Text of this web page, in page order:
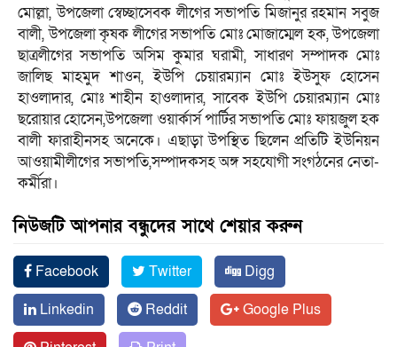
মোল্লা, উপজেলা স্বেচ্ছাসেবক লীগের সভাপতি মিজানুর রহমান সবুজ
বালী, উপজেলা কৃষক লীগের সভাপতি মোঃ মোজাম্মেল হক, উপজেলা
ছাত্রলীগের সভাপতি অসিম কুমার ঘরামী, সাধারণ সম্পাদক মোঃ
জালিছ মাহমুদ শাওন, ইউপি চেয়ারম্যান মোঃ ইউসুফ হোসেন
হাওলাদার, মোঃ শাহীন হাওলাদার, সাবেক ইউপি চেয়ারম্যান মোঃ
ছরোয়ার হোসেন,উপজেলা ওয়ার্কার্স পার্টির সভাপতি মোঃ ফায়জুল হক
বালী ফারাহীনসহ অনেকে। এছাড়া উপস্থিত ছিলেন প্রতিটি ইউনিয়ন
আওয়ামীলীগের সভাপতি,সম্পাদকসহ অঙ্গ সহযোগী সংগঠনের নেতা-
কর্মীরা।
নিউজটি আপনার বন্ধুদের সাথে শেয়ার করুন
Facebook Twitter
Digg
Linkedin
Reddit
Google Plus